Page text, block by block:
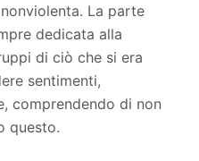
La parte
dedicata alla
di ciò che si era
sentimenti,
comprendendo di non
questo.